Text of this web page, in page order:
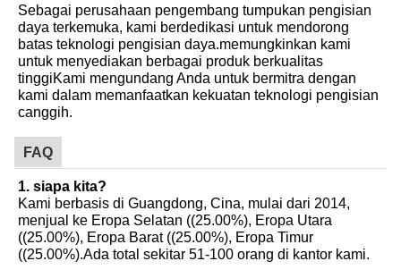
Sebagai perusahaan pengembang tumpukan pengisian
daya terkemuka, kami berdedikasi untuk mendorong
batas teknologi pengisian daya.memungkinkan kami
untuk menyediakan berbagai produk berkualitas
tinggiKami mengundang Anda untuk bermitra dengan
kami dalam memanfaatkan kekuatan teknologi pengisian
canggih.
FAQ
1. siapa kita?
Kami berbasis di Guangdong, Cina, mulai dari 2014,
menjual ke Eropa Selatan ((25.00%), Eropa Utara
((25.00%), Eropa Barat ((25.00%), Eropa Timur
((25.00%).Ada total sekitar 51-100 orang di kantor kami.